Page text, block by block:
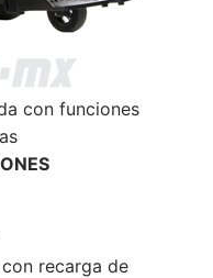
con funciones
recarga de